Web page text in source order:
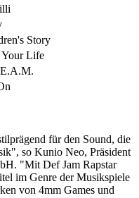
Story
Life
für den Sound, die
so Kunio Neo, Präsident
"Mit Def Jam Rapstar
im Genre der Musikspiele
von 4mm Games und